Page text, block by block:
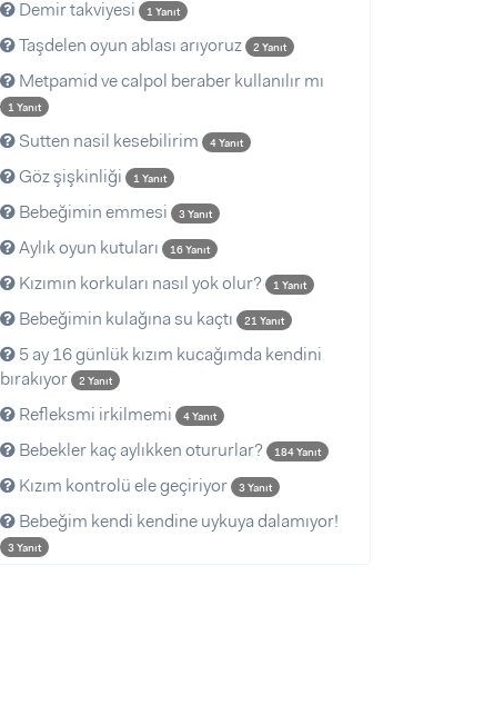
Demir takviyesi 1 Yanıt
Taşdelen oyun ablası arıyoruz 2 Yanıt
Metpamid ve calpol beraber kullanılır mı
1 Yanıt
Sutten nasil kesebilirim 4 Yanıt
Göz şişkinliği 1 Yanıt
Bebeğimin emmesi 3 Yanıt
Aylık oyun kutuları 16 Yanıt
Kızımın korkuları nasıl yok olur? 1 Yanıt
Bebeğimin kulağına su kaçtı 21 Yanıt
5 ay 16 günlük kızım kucağımda kendini
bırakıyor
2 Yanıt
Refleksmi irkilmemi 4 Yanıt
Bebekler kaç aylıkken otururlar? 184 Yanıt
Kızım kontrolü ele geçiriyor 3 Yanıt
Bebeğim kendi kendine uykuya dalamıyor!
3 Yanıt